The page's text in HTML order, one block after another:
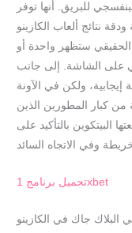
للبريق. أنها توفر
نتائج ألعاب الكازينو
الحقيقي ستظهر واحدة أو
على الشاشة. إلى جانب
ولكن في الآونة
من كبار المطورين الذين
البيتكوين بالتأكيد على
تحميل برنامج 1xbet
جاك في الكازينو